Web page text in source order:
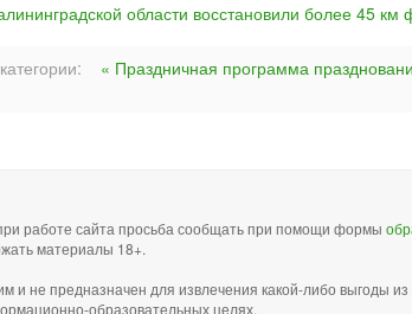
области восстановили более 45 км
« Праздничная программа
работе сайта просьба сообщать при помощи формы
материалы 18+.
и не предназначен для извлечения какой-либо выгоды
образовательных целях.